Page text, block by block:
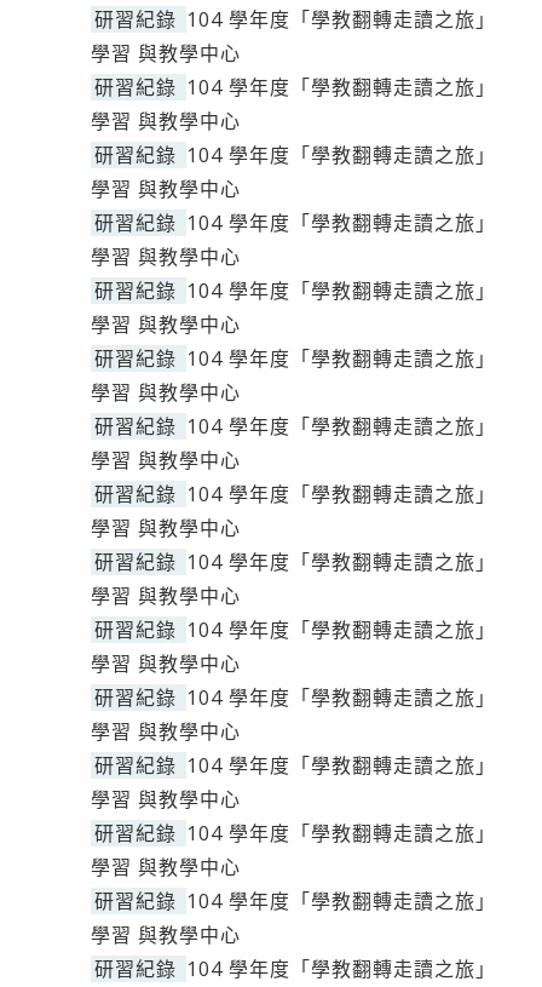
研習紀錄 104 學年度「學教翻轉走讀之旅」
學習 與教學中心
研習紀錄 104 學年度「學教翻轉走讀之旅」
學習 與教學中心
研習紀錄 104 學年度「學教翻轉走讀之旅」
學習 與教學中心
研習紀錄 104 學年度「學教翻轉走讀之旅」
學習 與教學中心
研習紀錄 104 學年度「學教翻轉走讀之旅」
學習 與教學中心
研習紀錄 104 學年度「學教翻轉走讀之旅」
學習 與教學中心
研習紀錄 104 學年度「學教翻轉走讀之旅」
學習 與教學中心
研習紀錄 104 學年度「學教翻轉走讀之旅」
學習 與教學中心
研習紀錄 104 學年度「學教翻轉走讀之旅」
學習 與教學中心
研習紀錄 104 學年度「學教翻轉走讀之旅」
學習 與教學中心
研習紀錄 104 學年度「學教翻轉走讀之旅」
學習 與教學中心
研習紀錄 104 學年度「學教翻轉走讀之旅」
學習 與教學中心
研習紀錄 104 學年度「學教翻轉走讀之旅」
學習 與教學中心
研習紀錄 104 學年度「學教翻轉走讀之旅」
學習 與教學中心
研習紀錄 104 學年度「學教翻轉走讀之旅」